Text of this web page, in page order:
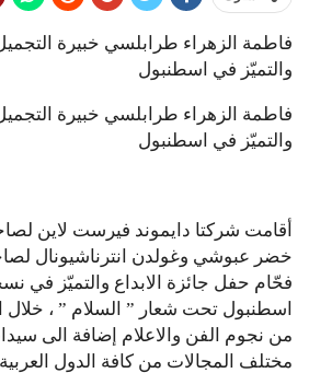
فاطمة الزهراء طرابلسي خبيرة
والتميّز في اسطنبول
فاطمة الزهراء طرابلسي خبيرة
والتميّز في اسطنبول
أقامت شركتا دايموند فيرست لاين
خضر عبوشي وغولدن انترناشيونال
فحّام حفل جائزة الابداع والتميّز في
اسطنبول تحت شعار ” السلام ” ، خلال
من نجوم الفن والاعلام إضافة الى
مختلف المجالات من كافة الدول